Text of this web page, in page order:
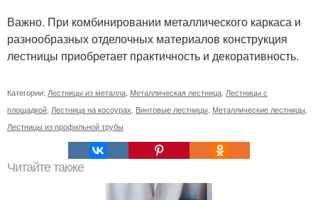
Важно. При комбинировании металлического каркаса и
разнообразных отделочных материалов конструкция
лестницы приобретает практичность и декоративность.
Категории: Лестницы из металла, Металлическая лестница, Лестницы с
площадкой, Лестница на косоурах, Винтовые лестницы, Металлические лестницы,
Лестницы из профильной трубы
Читайте также